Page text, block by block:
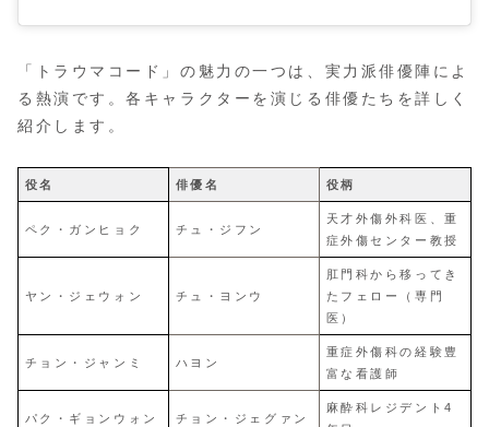
「トラウマコード」の魅力の一つは、実力派俳優陣によ
る熱演です。各キャラクターを演じる俳優たちを詳しく
紹介します。
役名 俳優名 役柄
ペク・ガンヒョク チュ・ジフン
天才外傷外科医、重
症外傷センター教授
ヤン・ジェウォン チュ・ヨンウ
肛門科から移ってき
たフェロー（専門
医）
チョン・ジャンミ ハヨン
重症外傷科の経験豊
富な看護師
パク・ギョンウォン チョン・ジェグァン
麻酔科レジデント4